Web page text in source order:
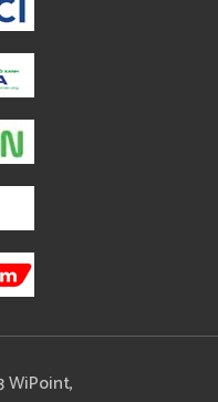
WiPoint,